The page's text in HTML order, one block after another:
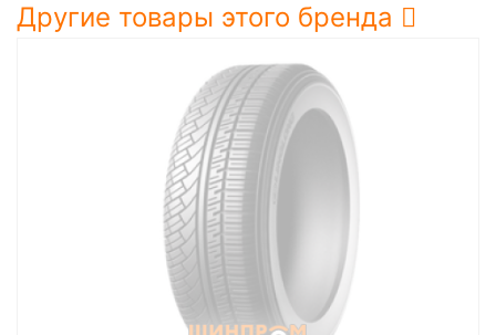
Другие товары этого бренда